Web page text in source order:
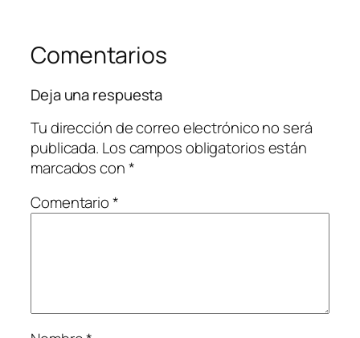
Comentarios
Deja una respuesta
Tu dirección de correo electrónico no será
publicada. Los campos obligatorios están
marcados con*
Comentario*